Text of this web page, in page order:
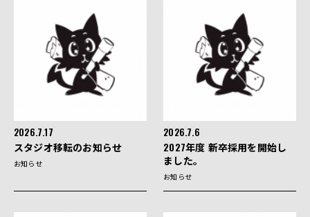
2026.7.17
スタジオ移転のお知らせ
お知らせ
2026.7.6
2027年度 新卒採用を開始し
ました。
お知らせ